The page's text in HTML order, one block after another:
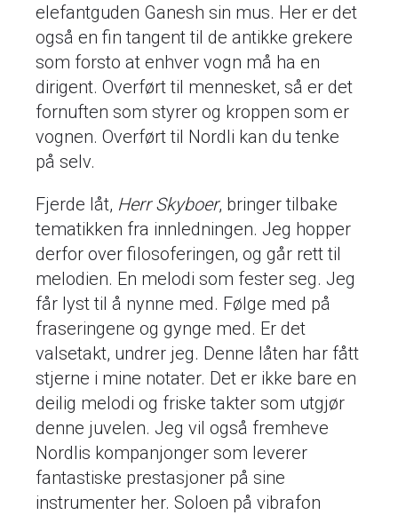
elefantguden Ganesh sin mus. Her er det
også en fin tangent til de antikke grekere
som forsto at enhver vogn må ha en
dirigent. Overført til mennesket, så er det
fornuften som styrer og kroppen som er
vognen. Overført til Nordli kan du tenke
på selv.
Fjerde låt, Herr Skyboer, bringer tilbake
tematikken fra innledningen. Jeg hopper
derfor over filosoferingen, og går rett til
melodien. En melodi som fester seg. Jeg
får lyst til å nynne med. Følge med på
fraseringene og gynge med. Er det
valsetakt, undrer jeg. Denne låten har fått
stjerne i mine notater. Det er ikke bare en
deilig melodi og friske takter som utgjør
denne juvelen. Jeg vil også fremheve
Nordlis kompanjonger som leverer
fantastiske prestasjoner på sine
instrumenter her. Soloen på vibrafon